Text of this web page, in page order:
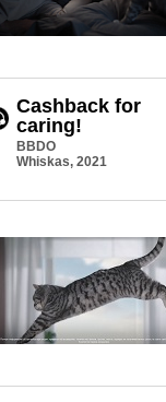
Cashback for
caring!
BBDO
Whiskas, 2021